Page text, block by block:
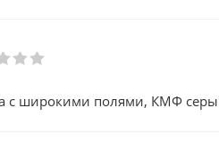
с широкими полями, КМФ